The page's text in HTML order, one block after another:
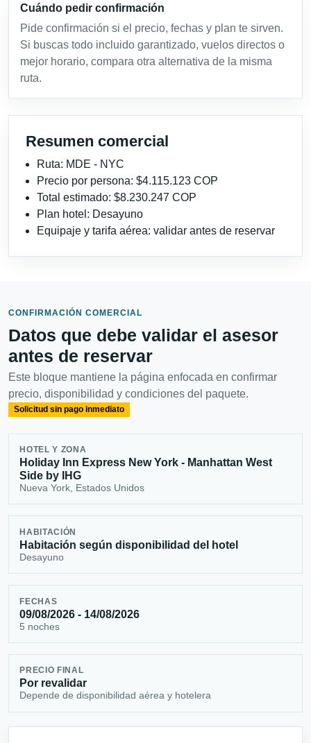
Cuándo pedir confirmación
Pide confirmación si el precio, fechas y plan te sirven.
Si buscas todo incluido garantizado, vuelos directos o
mejor horario, compara otra alternativa de la misma
ruta.
Resumen comercial
Ruta: MDE - NYC
Precio por persona: $4.115.123 COP
Total estimado: $8.230.247 COP
Plan hotel: Desayuno
Equipaje y tarifa aérea: validar antes de reservar
CONFIRMACIÓN COMERCIAL
Datos que debe validar el asesor
antes de reservar
Este bloque mantiene la página enfocada en confirmar
precio, disponibilidad y condiciones del paquete.
Solicitud sin pago inmediato
HOTEL Y ZONA
Holiday Inn Express New York - Manhattan West
Side by IHG
Nueva York, Estados Unidos
HABITACIÓN
Habitación según disponibilidad del hotel
Desayuno
FECHAS
09/08/2026 - 14/08/2026
5 noches
PRECIO FINAL
Por revalidar
Depende de disponibilidad aérea y hotelera